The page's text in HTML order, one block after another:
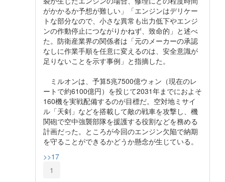
がかかるか予想が難しい」「エンジンはデリケー
トな部分なので、小さな異常も出力低下やエンジ
ンの作動停止につながりかねず、致命的」と述べ
た。防衛産業界の関係者は「元のメーカーの承認
なしに作業手順を任意に変えるのは、安全意識が
足りないことを示す事例」と指摘した。
ミルオンは、予算5兆7500億ウォン（現在のレ
ートで約6100億円）を投じて2031年までにおよそ
160機を実戦配備するのが目標だ。空対地ミサイ
ル「天剣」などを搭載して敵の戦車を攻撃し、機
関砲で空中強襲部隊を援護する役割などを務める
計画だった。ところが今回のエンジン欠陥で納期
を守ることができるかどうか懸念が生じている。
>>17
1